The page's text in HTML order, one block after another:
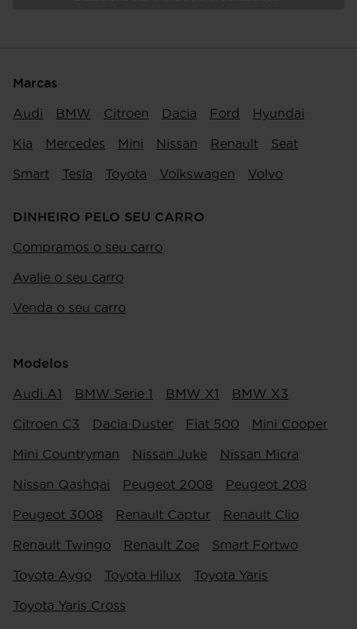
Marcas
Audi BMW Citroen Dacia Ford Hyundai
Kia Mercedes Mini Nissan Renault Seat
Smart Tesla Toyota Volkswagen Volvo
DINHEIRO PELO SEU CARRO
Compramos o seu carro
Avalie o seu carro
Venda o seu carro
Modelos
Audi A1 BMW Serie 1 BMW X1 BMW X3
Citroen C3 Dacia Duster Fiat 500 Mini Cooper
Mini Countryman Nissan Juke Nissan Micra
Nissan Qashqai Peugeot 2008 Peugeot 208
Peugeot 3008 Renault Captur Renault Clio
Renault Twingo Renault Zoe Smart Fortwo
Toyota Aygo Toyota Hilux Toyota Yaris
Toyota Yaris Cross